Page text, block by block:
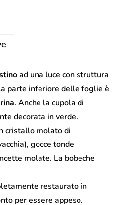
ad una luce con struttura
parte inferiore delle foglie è
. Anche la cupola di
decorata in verde.
cristallo molato di
gocce tonde
molate. La bobeche
restaurato in
per essere appeso.